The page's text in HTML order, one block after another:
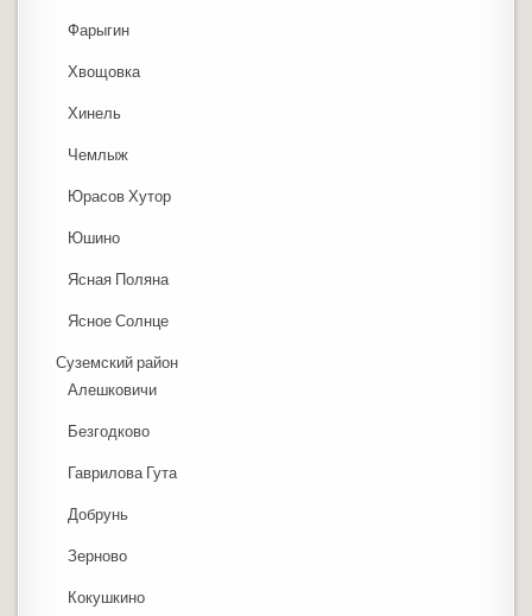
Фарыгин
Хвощовка
Хинель
Чемлыж
Юрасов Хутор
Юшино
Ясная Поляна
Ясное Солнце
Суземский район
Алешковичи
Безгодково
Гаврилова Гута
Добрунь
Зерново
Кокушкино